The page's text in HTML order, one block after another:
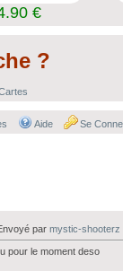
€
?
Aide Se
par mystic-shooterz
pour le moment deso